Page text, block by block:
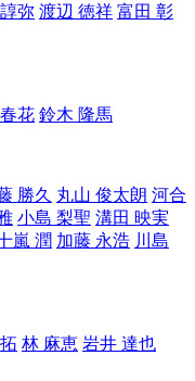
弥 渡辺 徳祥 富田 彰
花 鈴木 隆馬
勝久 丸山 俊太朗 河合
小島 梨聖 溝田 映実
嵐 潤 加藤 永浩 川島
林 麻恵 岩井 達也